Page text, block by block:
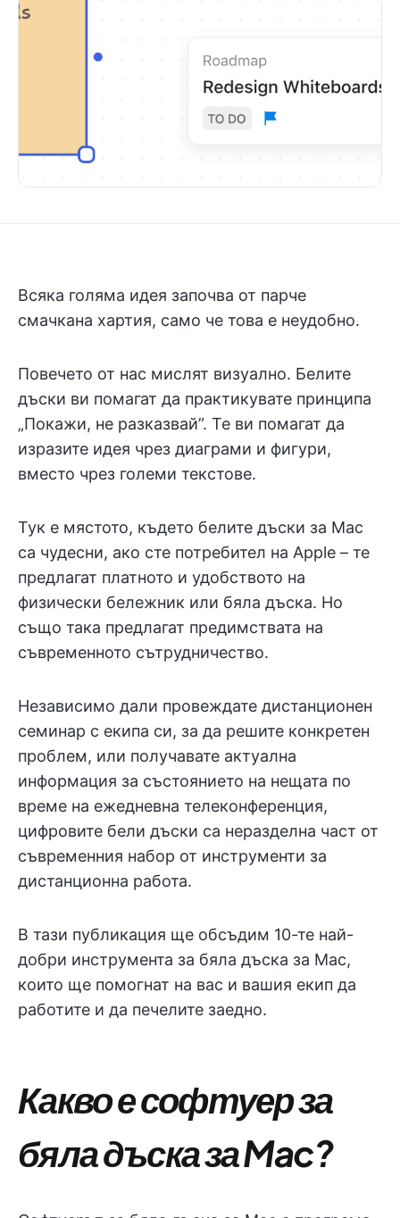
Всяка голяма идея започва от парче
смачкана хартия, само че това е неудобно.
Повечето от нас мислят визуално. Белите
дъски ви помагат да практикувате принципа
„Покажи, не разказвай”. Те ви помагат да
изразите идея чрез диаграми и фигури,
вместо чрез големи текстове.
Тук е мястото, където белите дъски за Mac
са чудесни, ако сте потребител на Apple – те
предлагат платното и удобството на
физически бележник или бяла дъска. Но
също така предлагат предимствата на
съвременното сътрудничество.
Независимо дали провеждате дистанционен
семинар с екипа си, за да решите конкретен
проблем, или получавате актуална
информация за състоянието на нещата по
време на ежедневна телеконференция,
цифровите бели дъски са неразделна част от
съвременния набор от инструменти за
дистанционна работа.
В тази публикация ще обсъдим 10-те най-
добри инструмента за бяла дъска за Mac,
които ще помогнат на вас и вашия екип да
работите и да печелите заедно.
Какво е софтуер за
бяла дъска за Mac?